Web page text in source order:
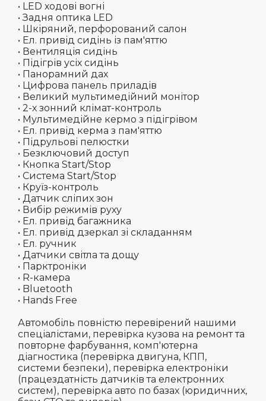
• LED ходові вогні
• Задня оптика LED
• Шкіряний, перфорований салон
• Ел. привід сидінь із пам'яттю
• Вентиляція сидінь
• Підігрів усіх сидінь
• Панорамний дах
• Цифрова панель приладів
• Великий мультимедійний монітор
• 2-х зонний клімат-контроль
• Мультимедійне кермо з підігрівом
• Ел. привід керма з пам'яттю
• Підрульові пелюстки
• Безключовий доступ
• Кнопка Start/Stop
• Система Start/Stop
• Круїз-контроль
• Датчик сліпих зон
• Вибір режимів руху
• Ел. привід багажника
• Ел. привід дзеркал зі складанням
• Ел. ручник
• Датчики світла та дощу
• Парктроніки
• R-камера
• Bluetooth
• Hands Free
Автомобіль повністю перевірений нашими
спеціалістами, перевірка кузова на ремонт та
повторне фарбування, комп'ютерна
діагностика (перевірка двигуна, КПП,
системи безпеки), перевірка електроніки
(працездатність датчиків та електронних
систем), перевірка авто по базах (юридичних,